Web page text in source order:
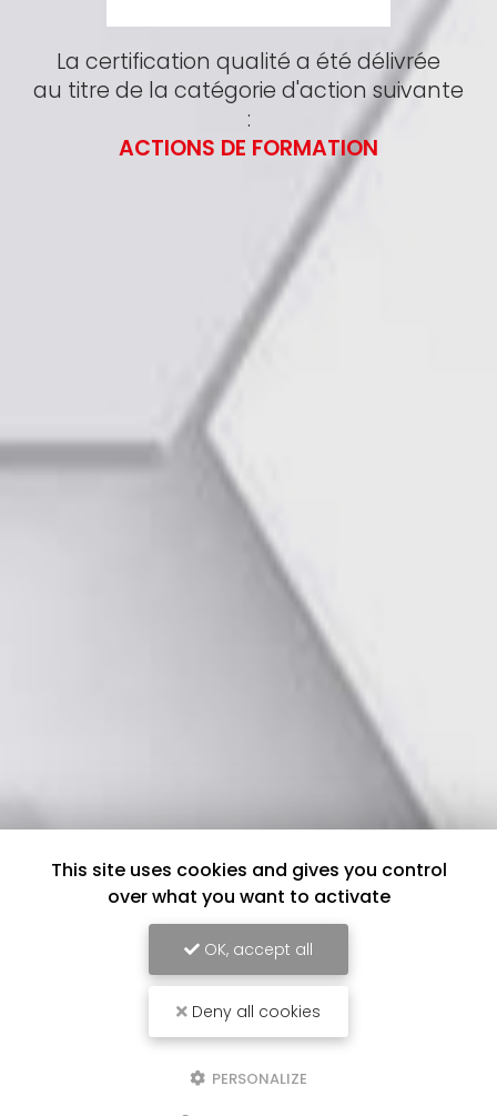
La certification qualité a été délivrée
au titre de la catégorie d'action suivante
:
ACTIONS DE FORMATION
This site uses cookies and gives you control
over what you want to activate
OK, accept all
Deny all cookies
PERSONALIZE